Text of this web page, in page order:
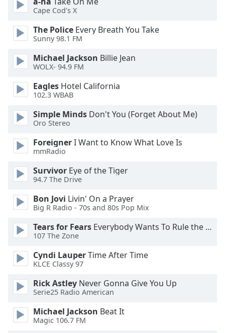
dialog
window.
Escape
cancel
and
close
Text
Color
Opacity
Text
Background
Caption
Color
Cape Cod's X
The Police Every Breath You Take
Sunny 98.1 FM
Michael Jackson Billie Jean
WOLX- 94.9 FM
Eagles Hotel California
102.3 WBAB
Simple Minds Don't You (Forget About Me)
Oro Stereo
ForeignerI Want to Know What Love Is
mmRadio
Survivor Eye of the Tiger
94.7 The Drive
Bon Jovi Livin' On a Prayer
Big R Radio - 70s and 80s Pop Mix
Tears for Fears Everybody Wants To Rule the World
107 The Zone
Cyndi LauperTime After Time
KLCE Classy 97
Rick Astley Never Gonna Give You Up
Serie25 Radio American
Michael Jackson Beat It
Magic 106.7 FM